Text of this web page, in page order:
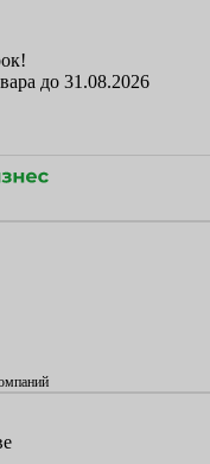
до 31.08.2026